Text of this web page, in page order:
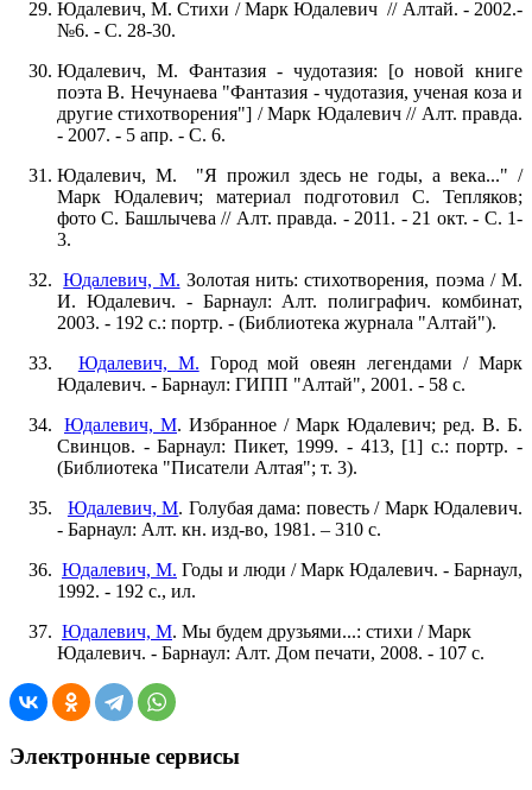
Юдалевич, М. Стихи / Марк Юдалевич // Алтай. - 2002.-
№6. - С. 28-30.
Юдалевич, М. Фантазия - чудотазия: [о новой книге
поэта В. Нечунаева "Фантазия - чудотазия, ученая коза и
другие стихотворения"] / Марк Юдалевич // Алт. правда.
- 2007. - 5 апр. - С. 6.
Юдалевич, М. "Я прожил здесь не годы, а века..." /
Марк Юдалевич; материал подготовил С. Тепляков;
фото С. Башлычева // Алт. правда. - 2011. - 21 окт. - С. 1-
3.
Юдалевич, М. Золотая нить: стихотворения, поэма / М.
И. Юдалевич. - Барнаул: Алт. полиграфич. комбинат,
2003. - 192 с.: портр. - (Библиотека журнала "Алтай").
Юдалевич, М. Город мой овеян легендами / Марк
Юдалевич. - Барнаул: ГИПП "Алтай", 2001. - 58 с.
Юдалевич, М. Избранное / Марк Юдалевич; ред. В. Б.
Свинцов. - Барнаул: Пикет, 1999. - 413, [1] с.: портр. -
(Библиотека "Писатели Алтая"; т. 3).
Юдалевич, М. Голубая дама: повесть / Марк Юдалевич.
- Барнаул: Алт. кн. изд-во, 1981. – 310 с.
Юдалевич, М. Годы и люди / Марк Юдалевич. - Барнаул,
1992. - 192 с., ил.
Юдалевич, М. Мы будем друзьями...: стихи / Марк
Юдалевич. - Барнаул: Алт. Дом печати, 2008. - 107 с.
Электронные сервисы